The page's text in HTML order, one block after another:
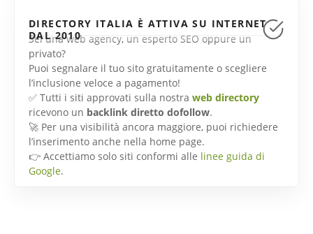
DIRECTORY ITALIA È ATTIVA SU INTERNET
DAL 2010
Sei una web agency, un esperto SEO oppure un
privato?
Puoi segnalare il tuo sito gratuitamente o scegliere
l’inclusione veloce a pagamento!
✅ Tutti i siti approvati sulla nostra web directory
ricevono un backlink diretto dofollow.
🚀 Per una visibilità ancora maggiore, puoi richiedere
l’inserimento anche nella home page.
👉 Accettiamo solo siti conformi alle linee guida di
Google.